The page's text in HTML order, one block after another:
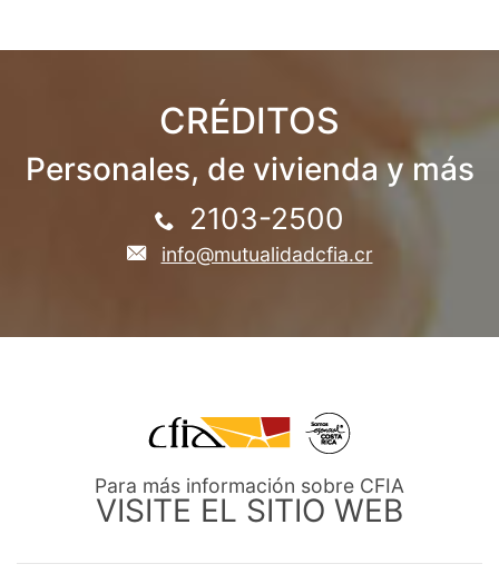
CRÉDITOS
Personales, de vivienda y más
2103-2500
info@mutualidadcfia.cr
Para más información sobre CFIA
VISITE EL SITIO WEB